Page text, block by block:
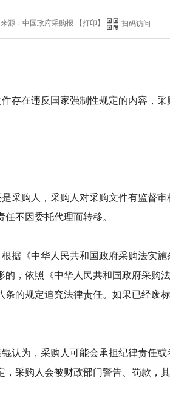
来源： 中国政府采购报 【打印 】 扫码访问
存在违反国家强制性规定的内容，采
采购人，采购人对采购文件有监督审
不因委托代理而转移。
据《中华人民共和国政府采购法实施
，依照《中华人民共和国政府采购
的规定追究法律责任。如果已经废
认为，采购人可能会承担纪律责任或
采购人会被财政部门警告、罚款，